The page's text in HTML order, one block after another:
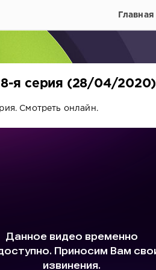
Главная
я серия (28/04/2020)
Смотреть онлайн.